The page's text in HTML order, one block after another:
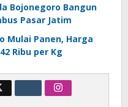
Bojonegoro Bangun
Pasar Jatim
Mulai Panen, Harga
Ribu per Kg